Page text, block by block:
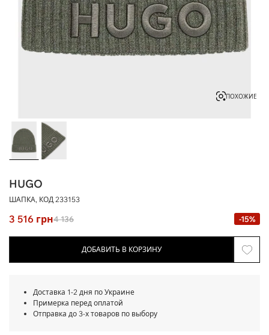
ПОХОЖИЕ
HUGO
ШАПКА, КОД 233153
3 516 грн4 136 -15%
ДОБАВИТЬ В КОРЗИНУ
Доставка 1-2 дня по Украине
Примерка перед оплатой
Отправка до 3-х товаров по выбору